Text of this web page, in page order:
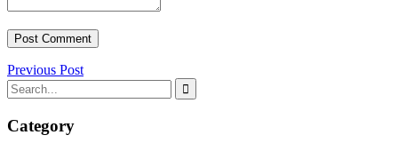
Previous Post
Category